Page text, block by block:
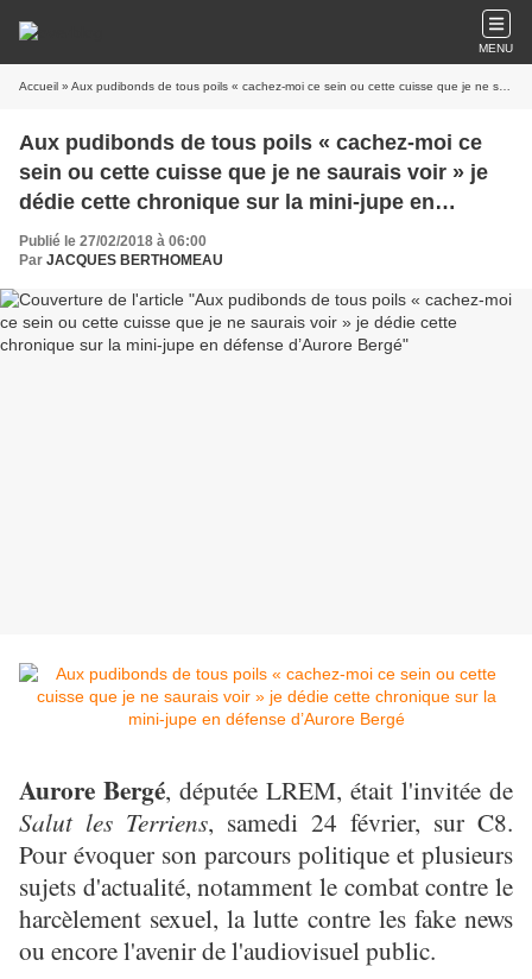
MENU
Accueil » Aux pudibonds de tous poils « cachez-moi ce sein ou cette cuisse que je ne saurais voir » je dédie cette chronique sur la mini-jupe en défense d’Aurore Bergé
Aux pudibonds de tous poils « cachez-moi ce
sein ou cette cuisse que je ne saurais voir » je
dédie cette chronique sur la mini-jupe en
défense d’Aurore Bergé
Publié le 27/02/2018 à 06:00
Par JACQUES BERTHOMEAU
Aurore Bergé, députée LREM, était l'invitée de
Salut les Terriens, samedi 24 février, sur C8.
Pour évoquer son parcours politique et plusieurs
sujets d'actualité, notamment le combat contre le
harcèlement sexuel, la lutte contre les fake news
ou encore l'avenir de l'audiovisuel public.